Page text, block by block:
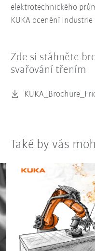
elektrotechnického
KUKA ocenění
Zde si stáhněte
svařování třením
Také by vás